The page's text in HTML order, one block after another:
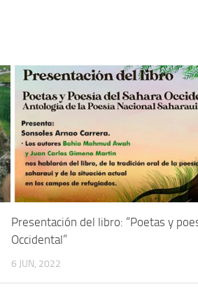
Presentación del libro: “Poetas y
Occidental”
6 JUN, 2022